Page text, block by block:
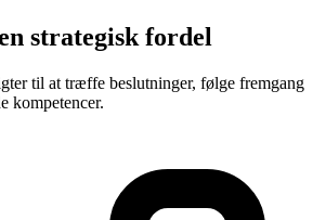
strategisk fordel
til at træffe beslutninger, følge fremgang
kompetencer.